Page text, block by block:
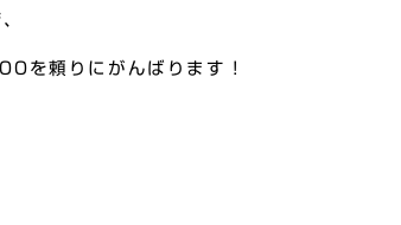
を頼りにがんばります！